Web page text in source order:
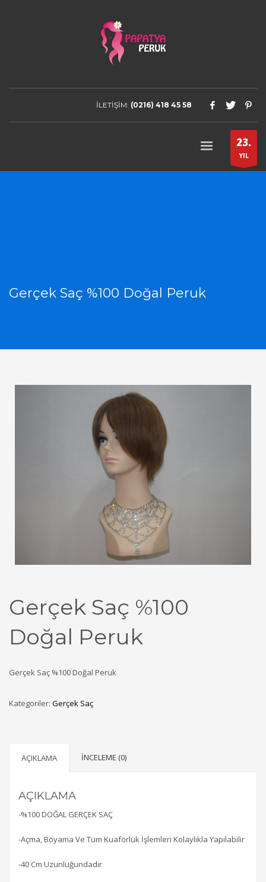
İLETİŞİM: (0216) 418 45 58
23.
YIL
Gerçek Saç %100 Doğal Peruk
Gerçek Saç %100
Doğal Peruk
Gerçek Saç %100 Doğal Peruk
Kategoriler: Gerçek Saç
AÇIKLAMA İNCELEME (0)
AÇIKLAMA
-%100 DOĞAL GERÇEK SAÇ
-Açma, Boyama Ve Tüm Kuaförlük İşlemleri Kolaylıkla Yapılabilir
-40 Cm Uzunluğundadır